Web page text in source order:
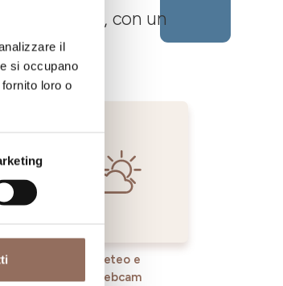
il
si occupano
loro o
Roero, con un
Meteo e
Webcam